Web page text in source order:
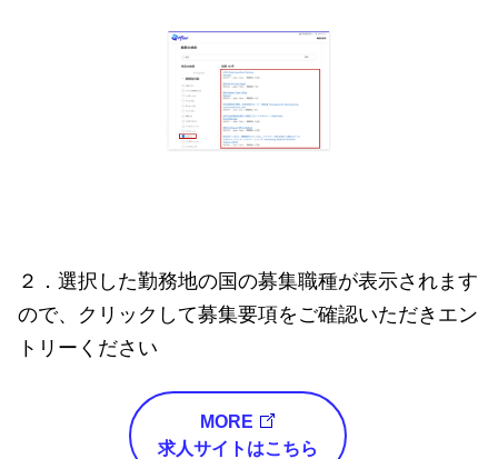
２．選択した勤務地の国の募集職種が表示されます
ので、クリックして募集要項をご確認いただきエン
トリーください
MORE
求人サイトはこちら